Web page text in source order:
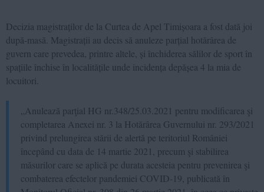
Decizia magistraților de la Curtea de Apel Timișoara a fost dată joi
după-masă. Magistrații au decis să anuleze parțial hotărârea de
guvern care prevedea, printre altele, și închiderea sălilor de sport în
spațiile închise în localitățile unde incidența depășea 4 la mia de
locuitori.
„Anulează parţial HG nr.348/25.03.2021 pentru modificarea şi
completarea Anexei nr. 3 la Hotărârea Guvernului nr. 293/2021
privind prelungirea stării de alertă pe teritoriul României
începând cu data de 14 martie 2021, precum şi stabilirea
măsurilor care se aplică pe durata acesteia pentru prevenirea şi
combaterea efectelor pandemiei COVID-19, publicată în